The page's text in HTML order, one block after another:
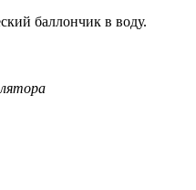
баллончик в воду.